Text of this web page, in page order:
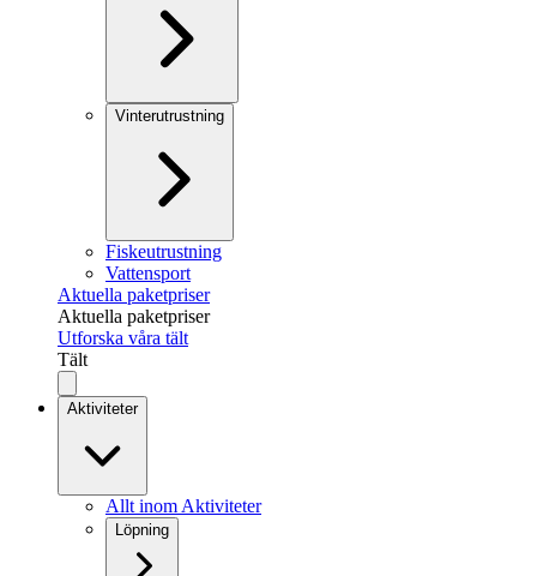
Vinterutrustning
Fiskeutrustning
Vattensport
Aktuella paketpriser
Aktuella paketpriser
Utforska våra tält
Tält
Aktiviteter
Allt inom Aktiviteter
Löpning